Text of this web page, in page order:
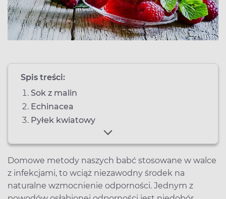
Spis treści:
Sok z malin
Echinacea
Pyłek kwiatowy
Domowe metody naszych babć stosowane w walce
z infekcjami, to wciąż niezawodny środek na
naturalne wzmocnienie odporności. Jednym z